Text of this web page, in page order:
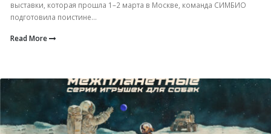
выставки, которая прошла 1–2 марта в Москве, команда СИМБИО
подготовила поистине...
Read More